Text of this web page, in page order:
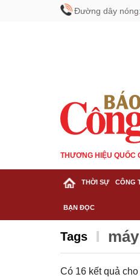
Đường dây nóng:
THƯƠNG HIỆU QUỐC
THỜI SỰ CÔNG
BẠN ĐỌC
Tags
Có 16 kết quả